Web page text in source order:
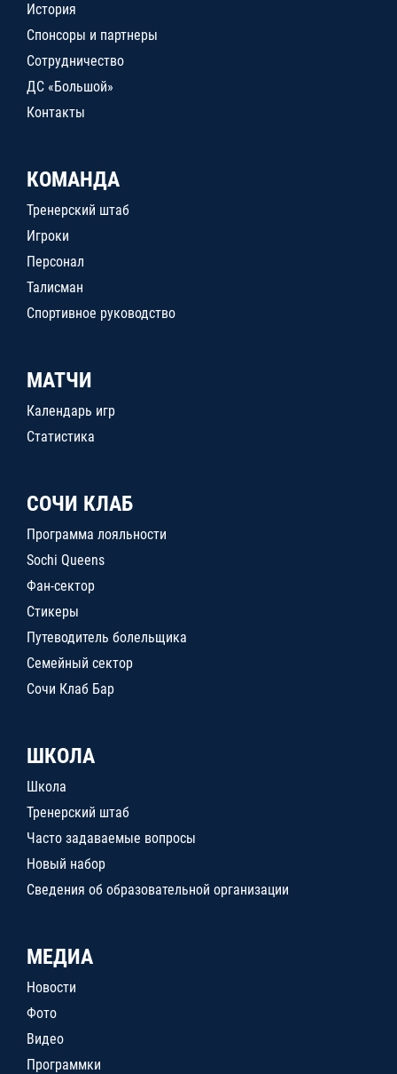
История
Спонсоры и партнеры
Сотрудничество
ДС «Большой»
Контакты
КОМАНДА
Тренерский штаб
Игроки
Персонал
Талисман
Спортивное руководство
МАТЧИ
Календарь игр
Статистика
СОЧИ КЛАБ
Программа лояльности
Sochi Queens
Фан-сектор
Стикеры
Путеводитель болельщика
Семейный сектор
Сочи Клаб Бар
ШКОЛА
Школа
Тренерский штаб
Часто задаваемые вопросы
Новый набор
Сведения об образовательной организации
МЕДИА
Новости
Фото
Видео
Программки